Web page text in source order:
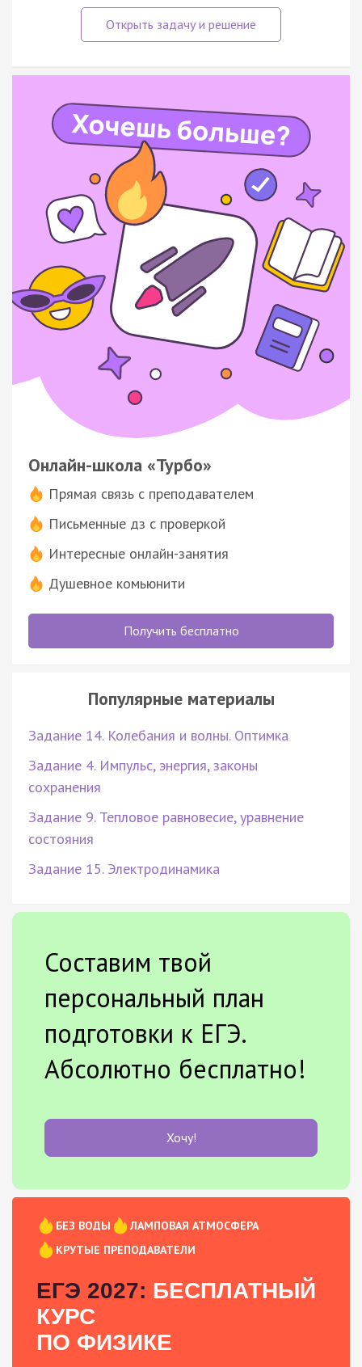
Онлайн-школа «Турбо»
Прямая связь с преподавателем
Письменные дз с проверкой
Интересные онлайн-занятия
Душевное комьюнити
Получить бесплатно
Популярные материалы
Задание 14. Колебания и волны. Оптимка
Задание 4. Импульс, энергия, законы
сохранения
Задание 9. Тепловое равновесие, уравнение
состояния
Задание 15. Электродинамика
Составим твой
персональный план
подготовки к ЕГЭ.
Абсолютно бесплатно!
Хочу!
БЕЗ ВОДЫ
ЛАМПОВАЯ АТМОСФЕРА
КРУТЫЕ ПРЕПОДАВАТЕЛИ
ЕГЭ 2027: БЕСПЛАТНЫЙ
КУРС
ПО ФИЗИКЕ